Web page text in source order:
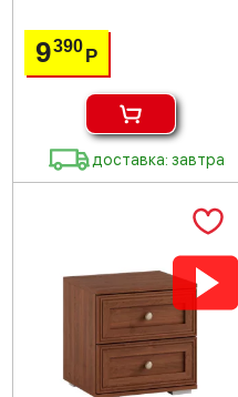
9390Р
доставка: завтра